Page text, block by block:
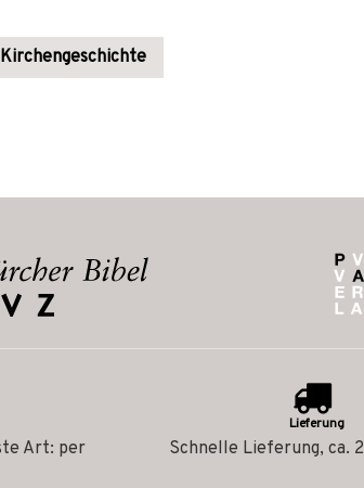
Kirchengeschichte
Art: per
Lieferung
Schnelle Lieferung, ca.